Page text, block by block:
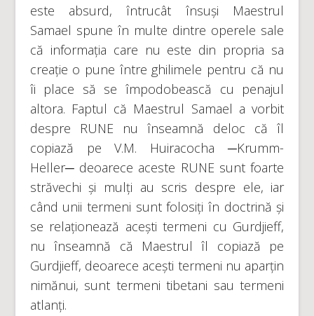
este absurd, întrucât însuși Maestrul
Samael spune în multe dintre operele sale
că informația care nu este din propria sa
creație o pune între ghilimele pentru că nu
îi place să se împodobească cu penajul
altora. Faptul că Maestrul Samael a vorbit
despre RUNE nu înseamnă deloc că îl
copiază pe V.M. Huiracocha ─Krumm-
Heller─ deoarece aceste RUNE sunt foarte
străvechi și mulți au scris despre ele, iar
când unii termeni sunt folosiți în doctrină și
se relaționează acești termeni cu Gurdjieff,
nu înseamnă că Maestrul îl copiază pe
Gurdjieff, deoarece acești termeni nu aparțin
nimănui, sunt termeni tibetani sau termeni
atlanți.